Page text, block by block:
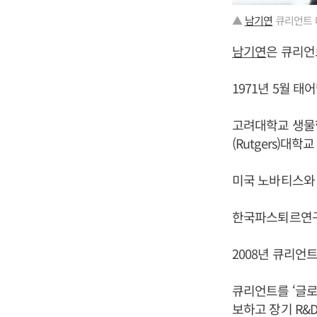
▲ 남기연 큐리언트
남기연은 큐리
1971년 5월 태
고려대학교 생
(Rutgers)대학
미국 노바티스
한국파스퇴르연
2008년 큐리언
큐리언트를 ‘글
보하고 장기